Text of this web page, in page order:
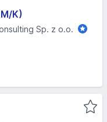
K)
Sp. z o.o.